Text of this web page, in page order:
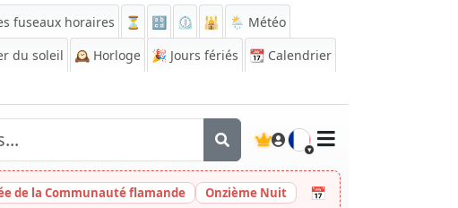
fuseaux horaires ⏳ 🔡 ⏲️ 🕌
🌦️ Météo
du soleil 🕰️ Horloge 🎉 Jours fériés 📆 Calendrier
🇫🇷
de la Communauté flamande Onzième Nuit 📅